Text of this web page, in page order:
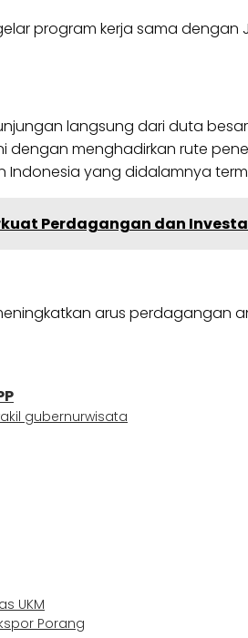
program kerja sama
langsung dari duta
menghadirkan rute
yang didalamnya
Perdagangan dan
arus perdagangan
gubernurwisata
UKM
Porang